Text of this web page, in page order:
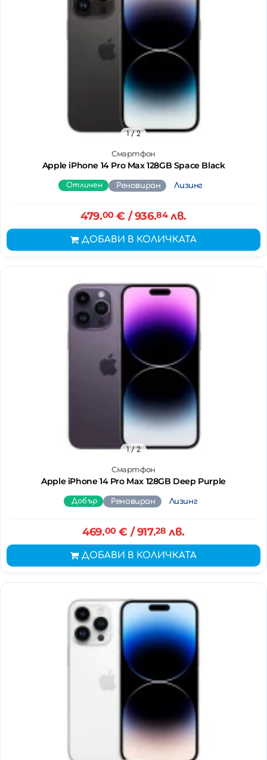
Смартфон
Apple iPhone 14 Pro Max 128GB Space Black
1/ 2
Отличен Реновиран Лизинг
479.00€ / 936.84лв.
ДОБАВИ В КОЛИЧКАТА
Смартфон
Apple iPhone 14 Pro Max 128GB Deep Purple
1/ 2
Добър Реновиран Лизинг
469.00€ / 917.28 лв.
ДОБАВИ В КОЛИЧКАТА